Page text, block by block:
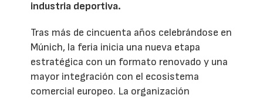
industria deportiva.
Tras más de cincuenta años celebrándose en
Múnich, la feria inicia una nueva etapa
estratégica con un formato renovado y una
mayor integración con el ecosistema
comercial europeo. La organización